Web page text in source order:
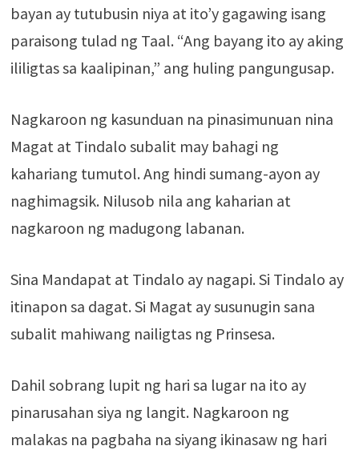
bayan ay tutubusin niya at ito’y gagawing isang
paraisong tulad ng Taal. “Ang bayang ito ay aking
ililigtas sa kaalipinan,” ang huling pangungusap.
Nagkaroon ng kasunduan na pinasimunuan nina
Magat at Tindalo subalit may bahagi ng
kahariang tumutol. Ang hindi sumang-ayon ay
naghimagsik. Nilusob nila ang kaharian at
nagkaroon ng madugong labanan.
Sina Mandapat at Tindalo ay nagapi. Si Tindalo ay
itinapon sa dagat. Si Magat ay susunugin sana
subalit mahiwang nailigtas ng Prinsesa.
Dahil sobrang lupit ng hari sa lugar na ito ay
pinarusahan siya ng langit. Nagkaroon ng
malakas na pagbaha na siyang ikinasaw ng hari